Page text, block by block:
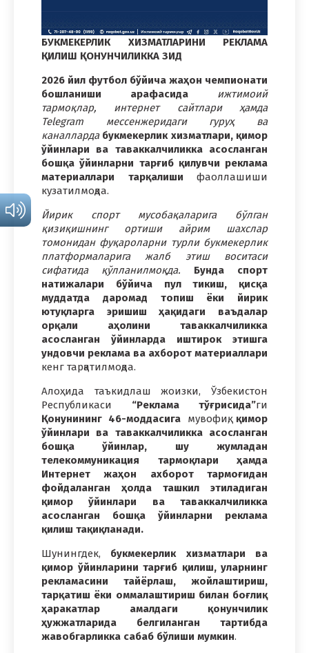
БУКМЕКЕРЛИК ХИЗМАТЛАРИНИ РЕКЛАМА
ҚИЛИШ ҚОНУНЧИЛИККА ЗИД
2026 йил футбол бўйича жаҳон чемпионати
бошланиши арафасида
ижтимоий
тармоқлар, интернет сайтлари ҳамда
Telegram мессенжеридаги гуруҳ ва
каналларда букмекерлик хизматлари, қимор
ўйинлари ва таваккалчиликка асосланган
бошқа ўйинларни тарғиб қилувчи реклама
материаллари тарқалиши фаоллашиши
кузатилмоқда.
Йирик спорт мусобақаларига бўлган
қизиқишнинг ортиши айрим шахслар
томонидан фуқароларни турли букмекерлик
платформаларига жалб этиш воситаси
сифатида қўлланилмоқда. Бунда спорт
натижалари бўйича пул тикиш, қисқа
муддатда даромад топиш ёки йирик
ютуқларга эришиш ҳақидаги ваъдалар
орқали аҳолини таваккалчиликка
асосланган ўйинларда иштирок этишга
ундовчи реклама ва ахборот материаллари
кенг тарқатилмоқда.
Алоҳида таъкидлаш жоизки, Ўзбекистон
Республикаси “Реклама тўғрисида”ги
Қонунининг 46-моддасига мувофиқ, қимор
ўйинлари ва таваккалчиликка асосланган
бошқа ўйинлар, шу жумладан
телекоммуникация тармоқлари ҳамда
Интернет жаҳон ахборот тармоғидан
фойдаланган ҳолда ташкил этиладиган
қимор ўйинлари ва таваккалчиликка
асосланган бошқа ўйинларни реклама
қилиш тақиқланади.
Шунингдек, букмекерлик хизматлари ва
қимор ўйинларини тарғиб қилиш, уларнинг
рекламасини тайёрлаш, жойлаштириш,
тарқатиш ёки оммалаштириш билан боғлиқ
ҳаракатлар амалдаги қонунчилик
ҳужжатларида белгиланган тартибда
жавобгарликка сабаб бўлиши мумкин.